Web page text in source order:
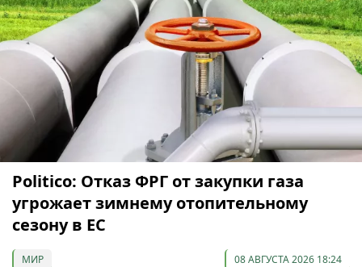
Politico: Отказ ФРГ от закупки газа
угрожает зимнему отопительному
сезону в ЕС
МИР 08 АВГУСТА 2026 18:24